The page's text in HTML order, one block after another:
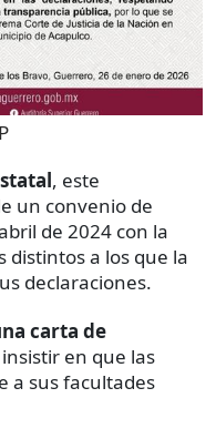
, este
un convenio de
de 2024 con la
distintos a los que la
declaraciones.
carta de
insistir en que las
a sus facultades